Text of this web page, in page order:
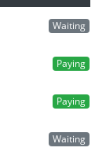
Waiting
Paying
Paying
Waiting